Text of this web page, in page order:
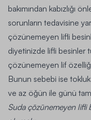
bakımından kabızlığı
sorunların tedavisine
çözünemeyen lifli
diyetinizde lifli besinler
çözünemeyen lif
Bunun sebebi ise tokluk
ve az öğün ile günü
Suda çözünemeyen lifli